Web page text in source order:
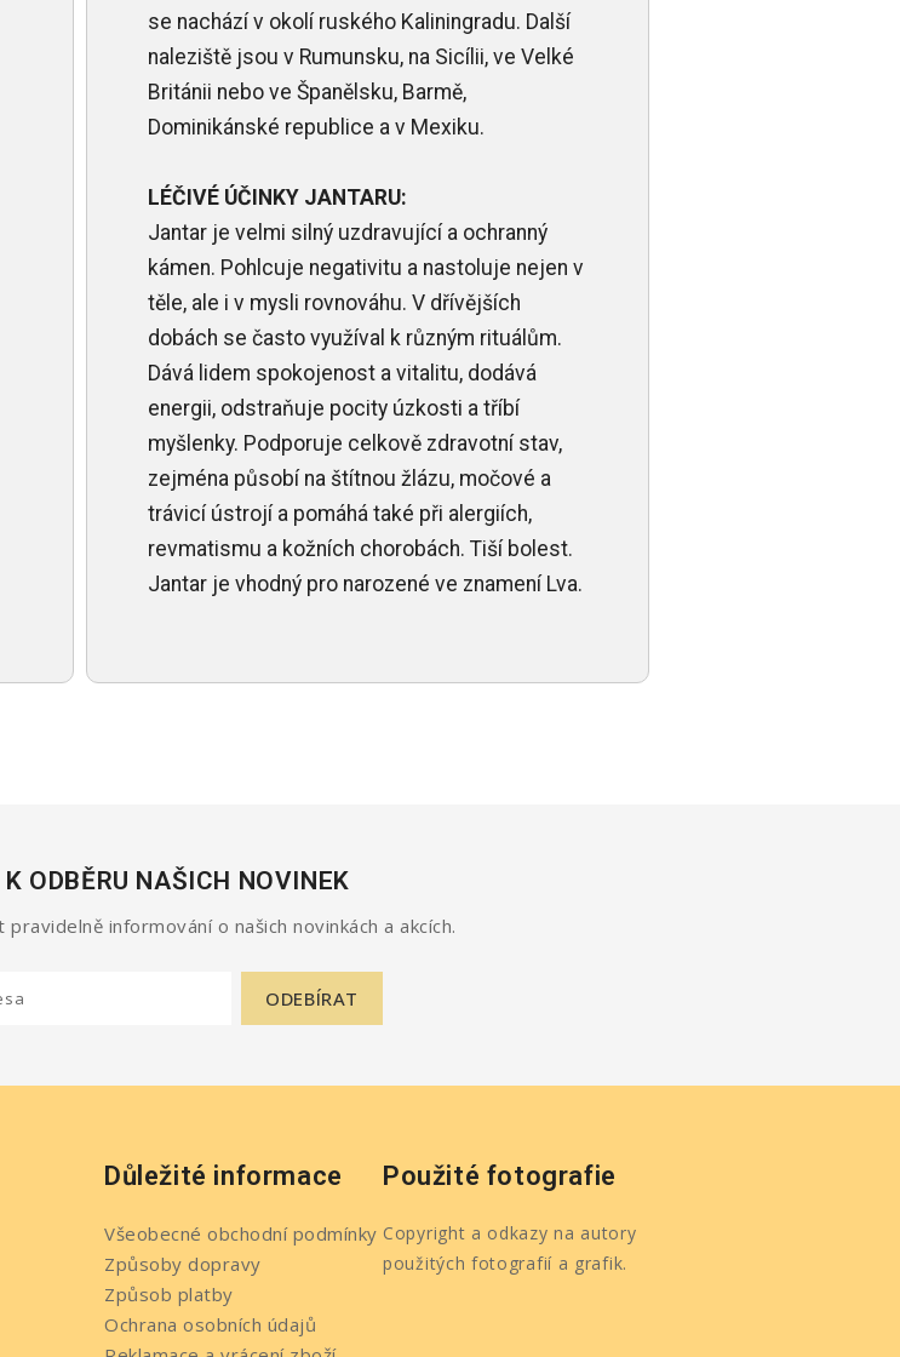
se nachází v okolí ruského Kaliningradu. Další
naleziště jsou v Rumunsku, na Sicílii, ve Velké
Británii nebo ve Španělsku, Barmě,
Dominikánské republice a v Mexiku.
LÉČIVÉ ÚČINKY JANTARU:
Jantar je velmi silný uzdravující a ochranný
kámen. Pohlcuje negativitu a nastoluje nejen v
těle, ale i v mysli rovnováhu. V dřívějších
dobách se často využíval k různým rituálům.
Dává lidem spokojenost a vitalitu, dodává
energii, odstraňuje pocity úzkosti a tříbí
myšlenky. Podporuje celkově zdravotní stav,
zejména působí na štítnou žlázu, močové a
trávicí ústrojí a pomáhá také při alergiích,
revmatismu a kožních chorobách. Tiší bolest.
Jantar je vhodný pro narozené ve znamení Lva.
ODBĚRU NAŠICH NOVINEK
informování o našich novinkách a akcích.
Důležité informace
Všeobecné obchodní podmínky
Způsoby dopravy
Způsob platby
Ochrana osobních údajů
Použité fotografie
Copyright a odkazy na autory
použitých fotografií a grafik.